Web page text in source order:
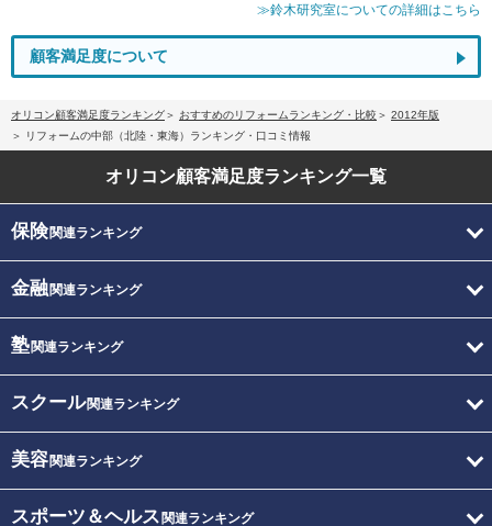
≫鈴木研究室についての詳細はこちら
顧客満足度について
オリコン顧客満足度ランキング おすすめのリフォームランキング・比較
2012年版
リフォームの中部（北陸・東海）ランキング・口コミ情報
オリコン顧客満足度ランキング一覧
保険関連ランキング
金融関連ランキング
塾関連ランキング
スクール関連ランキング
美容関連ランキング
スポーツ＆ヘルス 関連ランキング